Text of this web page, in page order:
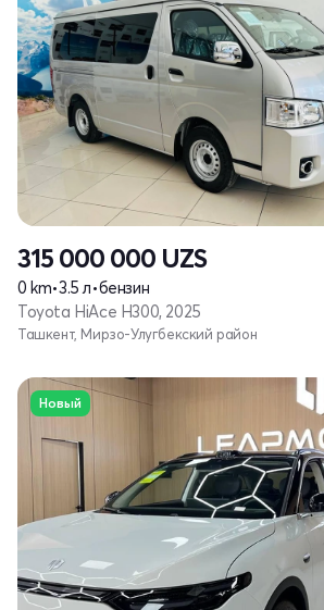
315 000 000 UZS
0 km•3.5 л•бензин
Toyota HiAce H300, 2025
Ташкент, Мирзо-Улугбекский район
Новый